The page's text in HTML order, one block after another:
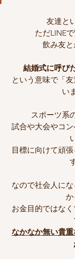
友達と
ただLINE
飲み友と
結婚式に呼び
という意味で「
い
スポーツ系
試合や大会やコ
目標に向けて頑
なので社会人に
か
お金目的ではな
なかなか無い貴